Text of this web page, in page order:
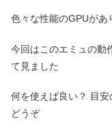
色々な性能のGPUがあ
今回はこのエミュの動
て見ました
何を使えば良い？ 目
どうぞ